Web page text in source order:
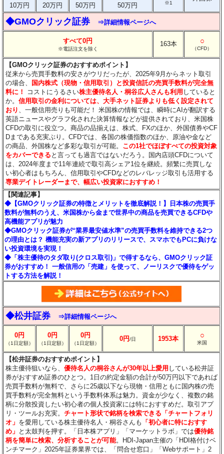
※1
10万円
20万円 50万円 50万円
◆GMOクリック証券 ⇒詳細情報ページへ
すべて0円
※電話注文を除く
163本 ○
（CFD）
【GMOクリック証券のおすすめポイント】
従来から売買手数料の安さがウリだったが、2025年9月からネット取引
の場合、
国内株式（現物・信用取引）と投資信託の売買手数料が完全無
料に！
コストにうるさい株主優待名人・桐谷広人さんも利用 していると
か。信用取引の金利については、大手ネット証券よりも低く設定されて
おり 、一般信用売りも可能だ！ 米国株の情報では、瞬時にAIが翻訳する
英語ニュースやグラフ化された決算情報などが提供されており、米国株
CFDの取引に役立つ。商品の品揃えは、株式、FXのほか、外国債券やCF
Dまである充実ぶり。CFDでは、各国の株価指数のほか、原油や金など
の商品、外国株など多彩な取引が可能。 この1社でほぼすべての投資対象
をカバーできる と言っても過言ではないだろう。国内店頭CFDについて
は、2024年度まで11年連続で取引高シェア1位を継続。頻繁に売買しな
い初心者はもちろん、信用取引やCFDなどのレバレッジ取引も活用する
専業デイトレーダーまで、幅広い投資家におすすめ！
【関連記事】
◆【GMOクリック証券の特徴とメリットを徹底解説！】日本株の売買手
数料が無料のうえ、米国株から金まで世界中の商品を売買できるCFDや
高機能アプリが魅力
◆GMOクリック証券が“業界最安値水準”の売買手数料を維持できる2つ
の理由とは？ 機能充実の新アプリのリリースで、スマホでもPCに負けな
い投資環境を実現！
◆「株主優待のタダ取り(クロス取引)」で得するなら、GMOクリック証
券がおすすめ！ 一般信用の「売建」を使って、ノーリスクで優待をゲッ
トする方法を解説！
◆松井証券 ⇒詳細情報ページへ
0円
（1日定額）
0円
（1日定額）
0円
（1日定額）
0円/日 1953本 ○
米国
【松井証券のおすすめポイント】
株主優待狙いなら、優待名人の桐谷さんが30年以上愛用 している松井証
券がおすすめ証券のひとつ。1日の約定金額の合計が50万円以下であれば
売買手数料が無料で、さらに25歳以下なら現物・信用ともに国内株の売
買手数料が完全無料という手数料体系は魅力。資金が少なく、複数の銘
柄に分散投資したい初心者の個人投資家には特におすすめだ。取引アプ
リ・ツールお充実。チャート形状で銘柄を検索できる「チャートフォリ
オ」 を愛用している株主優待名人・桐谷さんも 「初心者に特におすす
め」 と太鼓判を押す。「日本株アプリ」「マーケットラボ」では優待銘
柄を簡単に検索、分析することが可能。HDI-Japan主催の「HDI格付けベ
ンチマーク」2025年証券業界では、「問合せ窓口」「Webサポート」2